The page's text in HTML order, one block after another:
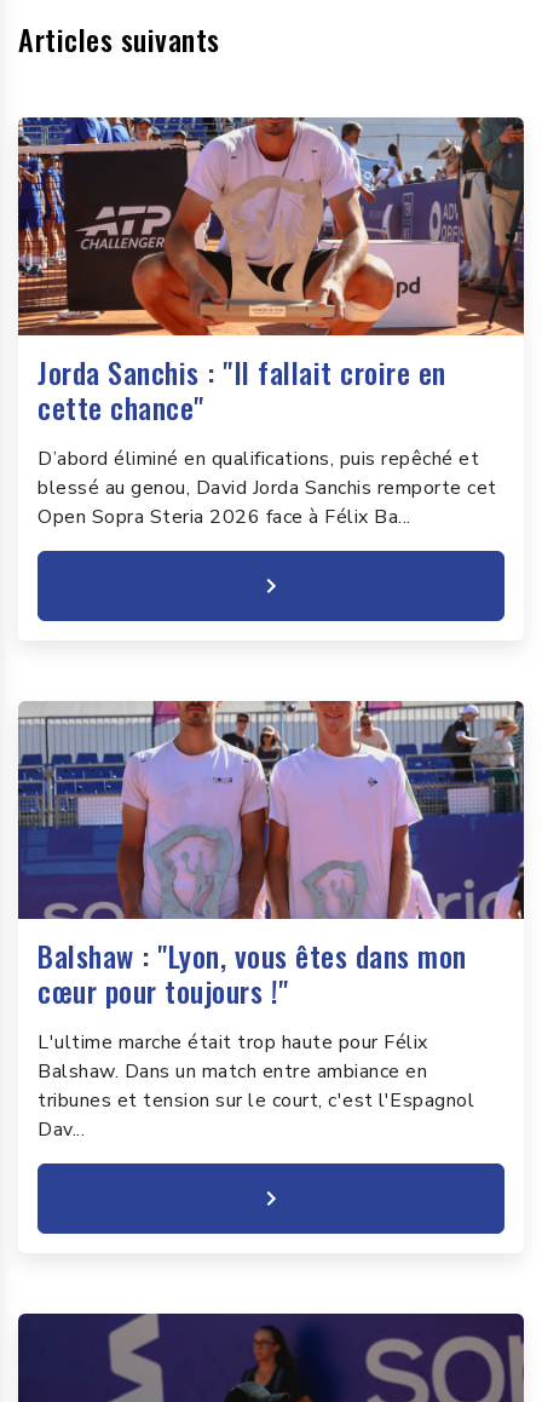
Articles suivants
Jorda Sanchis : "Il fallait croire en
cette chance"
D’abord éliminé en qualifications, puis repêché et
blessé au genou, David Jorda Sanchis remporte cet
Open Sopra Steria 2026 face à Félix Ba...
Balshaw : "Lyon, vous êtes dans mon
cœur pour toujours !"
L'ultime marche était trop haute pour Félix
Balshaw. Dans un match entre ambiance en
tribunes et tension sur le court, c'est l'Espagnol
Dav...